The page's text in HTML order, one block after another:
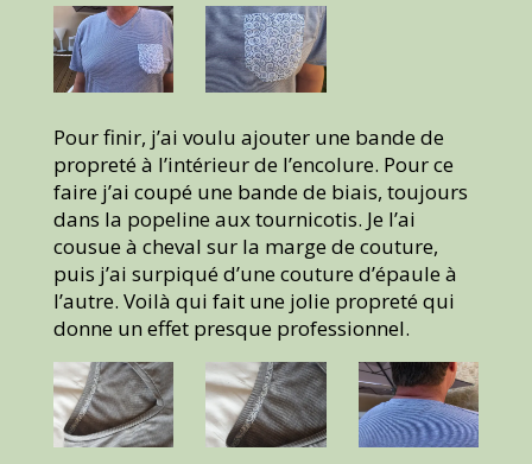
Pour finir, j’ai voulu ajouter une bande de
propreté à l’intérieur de l’encolure. Pour ce
faire j’ai coupé une bande de biais, toujours
dans la popeline aux tournicotis. Je l’ai
cousue à cheval sur la marge de couture,
puis j’ai surpiqué d’une couture d’épaule à
l’autre. Voilà qui fait une jolie propreté qui
donne un effet presque professionnel.